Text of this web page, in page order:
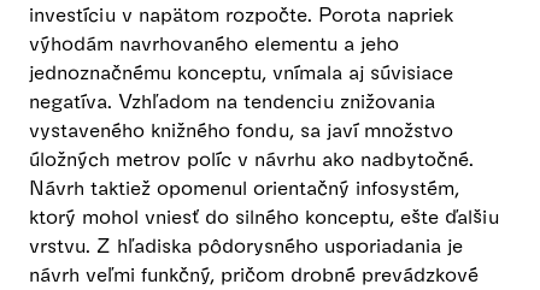
investíciu v napätom rozpočte. Porota napriek
výhodám navrhovaného elementu a jeho
jednoznačnému konceptu, vnímala aj súvisiace
negatíva. Vzhľadom na tendenciu znižovania
vystaveného knižného fondu, sa javí množstvo
úložných metrov políc v návrhu ako nadbytočné.
Návrh taktiež opomenul orientačný infosystém,
ktorý mohol vniesť do silného konceptu, ešte ďalšiu
vrstvu. Z hľadiska pôdorysného usporiadania je
návrh veľmi funkčný, pričom drobné prevádzkové